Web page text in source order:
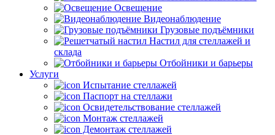
Освещение
Видеонаблюдение
Грузовые подъёмники
Настил для стеллажей и
склада
Отбойники и барьеры
Услуги
Испытание стеллажей
Паспорт на стеллажи
Освидетельствование стеллажей
Монтаж стеллажей
Демонтаж стеллажей